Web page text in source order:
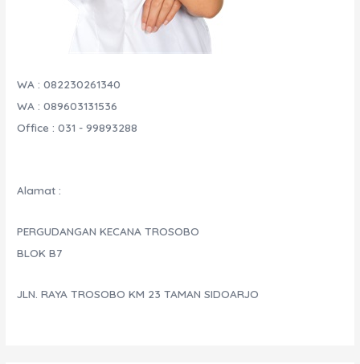
WA : 082230261340
WA : 089603131536
Office : 031 - 99893288
Alamat :
PERGUDANGAN KECANA TROSOBO
BLOK B7
JLN. RAYA TROSOBO KM 23 TAMAN SIDOARJO